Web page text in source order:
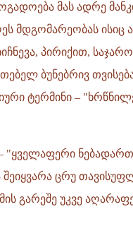
მას ადრე
მდგომარეობას ისიც
პირიქით,
ბუნებრივ
ტერმინი –
"ყველაფერი
ცრუ
გარეშე უკვე